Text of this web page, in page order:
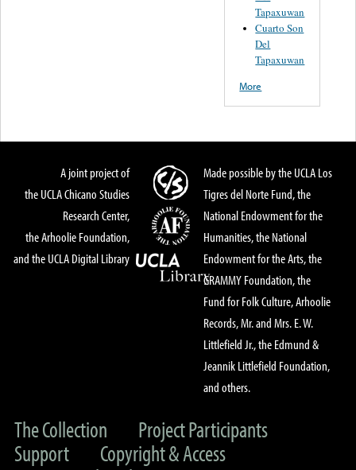
Tapaxuwan
Cuarto Son
Del
Tapaxuwan
More
A joint project of
the UCLA Chicano Studies
Research Center,
the Arhoolie Foundation,
and the UCLA Digital Library
Made possible by the UCLA Los
Tigres del Norte Fund, the
National Endowment for the
Humanities, the National
Endowment for the Arts, the
GRAMMY Foundation, the
Fund for Folk Culture, Arhoolie
Records, Mr. and Mrs. E. W.
Littlefield Jr., the Edmund &
Jeannik Littlefield Foundation,
and others.
The Collection
Project Participants
Support
Copyright & Access